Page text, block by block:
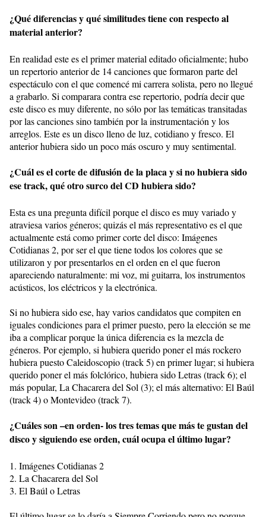
¿Qué diferencias y qué similitudes tiene con respecto al
material anterior?
En realidad este es el primer material editado oficialmente; hubo
un repertorio anterior de 14 canciones que formaron parte del
espectáculo con el que comencé mi carrera solista, pero no llegué
a grabarlo. Si comparara contra ese repertorio, podría decir que
este disco es muy diferente, no sólo por las temáticas transitadas
por las canciones sino también por la instrumentación y los
arreglos. Este es un disco lleno de luz, cotidiano y fresco. El
anterior hubiera sido un poco más oscuro y muy sentimental.
¿Cuál es el corte de difusión de la placa y si no hubiera sido
ese track, qué otro surco del CD hubiera sido?
Esta es una pregunta difícil porque el disco es muy variado y
atraviesa varios géneros; quizás el más representativo es el que
actualmente está como primer corte del disco: Imágenes
Cotidianas 2, por ser el que tiene todos los colores que se
utilizaron y por presentarlos en el orden en el que fueron
apareciendo naturalmente: mi voz, mi guitarra, los instrumentos
acústicos, los eléctricos y la electrónica.
Si no hubiera sido ese, hay varios candidatos que compiten en
iguales condiciones para el primer puesto, pero la elección se me
iba a complicar porque la única diferencia es la mezcla de
géneros. Por ejemplo, si hubiera querido poner el más rockero
hubiera puesto Caleidoscopio (track 5) en primer lugar; si hubiera
querido poner el más folclórico, hubiera sido Letras (track 6); el
más popular, La Chacarera del Sol (3); el más alternativo: El Baúl
(track 4) o Montevideo (track 7).
¿Cuáles son –en orden- los tres temas que más te gustan del
disco y siguiendo ese orden, cuál ocupa el último lugar?
1. Imágenes Cotidianas 2
2. La Chacarera del Sol
3. El Baúl o Letras